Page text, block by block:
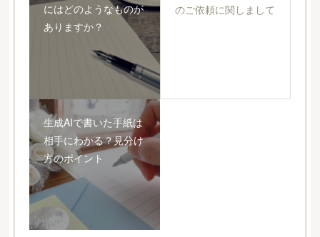
にはどのようなものが
ありますか？
のご依頼に関しまして
生成AIで書いた手紙は
相手にわかる？見分け
方のポイント